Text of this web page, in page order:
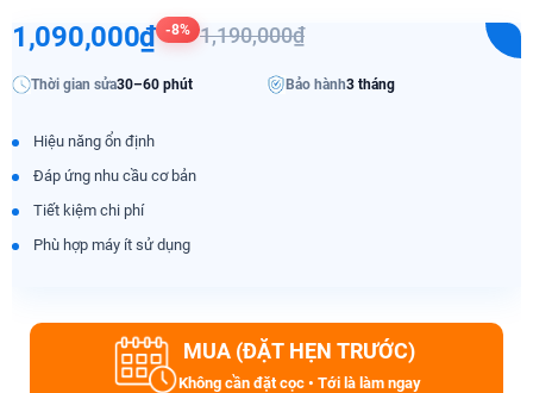
1,090,000₫ -8% 1,190,000₫
Thời gian sửa30–60 phút Bảo hành3 tháng
Hiệu năng ổn định
Đáp ứng nhu cầu cơ bản
Tiết kiệm chi phí
Phù hợp máy ít sử dụng
MUA (ĐẶT HẸN TRƯỚC)
Không cần đặt cọc • Tới là làm ngay